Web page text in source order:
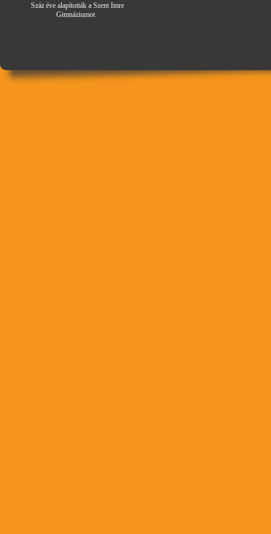
Száz éve alapították a Szent Imre
Gimnáziumot